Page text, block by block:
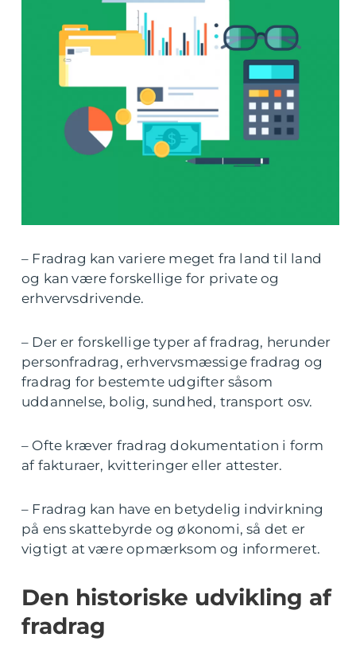
– Fradrag kan variere meget fra land til land
og kan være forskellige for private og
erhvervsdrivende.
– Der er forskellige typer af fradrag, herunder
personfradrag, erhvervsmæssige fradrag og
fradrag for bestemte udgifter såsom
uddannelse, bolig, sundhed, transport osv.
– Ofte kræver fradrag dokumentation i form
af fakturaer, kvitteringer eller attester.
– Fradrag kan have en betydelig indvirkning
på ens skattebyrde og økonomi, så det er
vigtigt at være opmærksom og informeret.
Den historiske udvikling af
fradrag